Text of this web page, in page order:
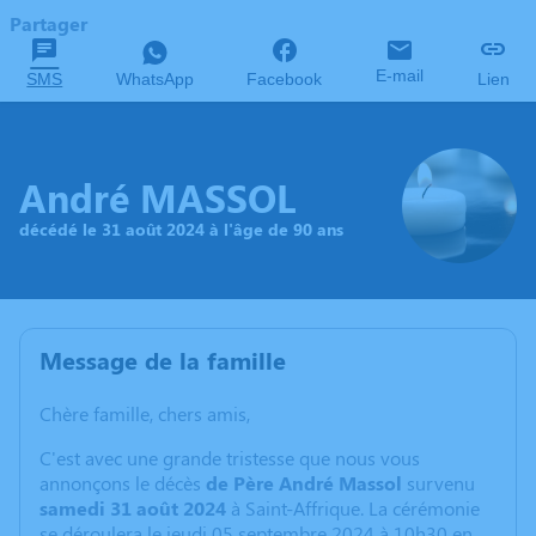
Partager
SMS WhatsApp Facebook E-mail Lien
André MASSOL
décédé le 31 août 2024 à l'âge de 90 ans
Message de la famille
Chère famille, chers amis,
C'est avec une grande tristesse que nous vous
annonçons le décès de Père André Massol survenu
samedi 31 août 2024 à Saint-Affrique. La cérémonie